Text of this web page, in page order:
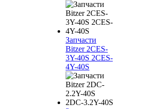
Запчасти
Bitzer 2CES-
3Y-40S 2CES-
4Y-40S